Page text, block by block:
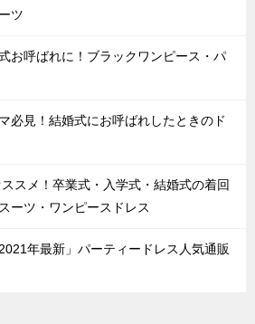
ツ
お呼ばれに！ブラックワンピース・パ
必見！結婚式にお呼ばれしたときのド
スメ！卒業式・入学式・結婚式の着回
ーツ・ワンピースドレス
年最新」パーティードレス人気通販